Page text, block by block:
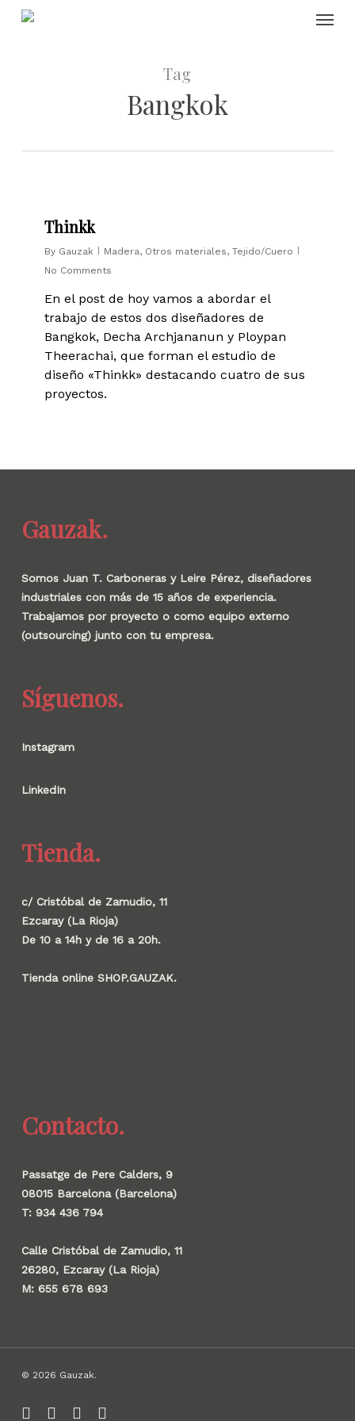
Skip
Tag
Bangkok
Thinkk
By Gauzak Madera, Otros materiales,Tejido/Cuero
No Comments
En el post de hoy vamos a abordar el
trabajo de estos dos diseñadores de
Bangkok, Decha Archjananun y Ploypan
Theerachai, que forman el estudio de
diseño «Thinkk» destacando cuatro de sus
proyectos.
Gauzak.
Somos Juan T. Carboneras y Leire Pérez, diseñadores
industriales con más de 15 años de experiencia.
Trabajamos por proyecto o como equipo externo
(outsourcing) junto con tu empresa.
Síguenos.
Instagram
LinkedIn
Tienda.
c/ Cristóbal de Zamudio, 11
Ezcaray (La Rioja)
De 10 a 14h y de 16 a 20h.
Tienda online SHOP.GAUZAK.
Contacto.
Passatge de Pere Calders, 9
08015 Barcelona (Barcelona)
T: 934 436 794
Calle Cristóbal de Zamudio, 11
26280, Ezcaray (La Rioja)
M: 655 678 693
© 2026 Gauzak.
linkedininstagrambehancewhatsapp